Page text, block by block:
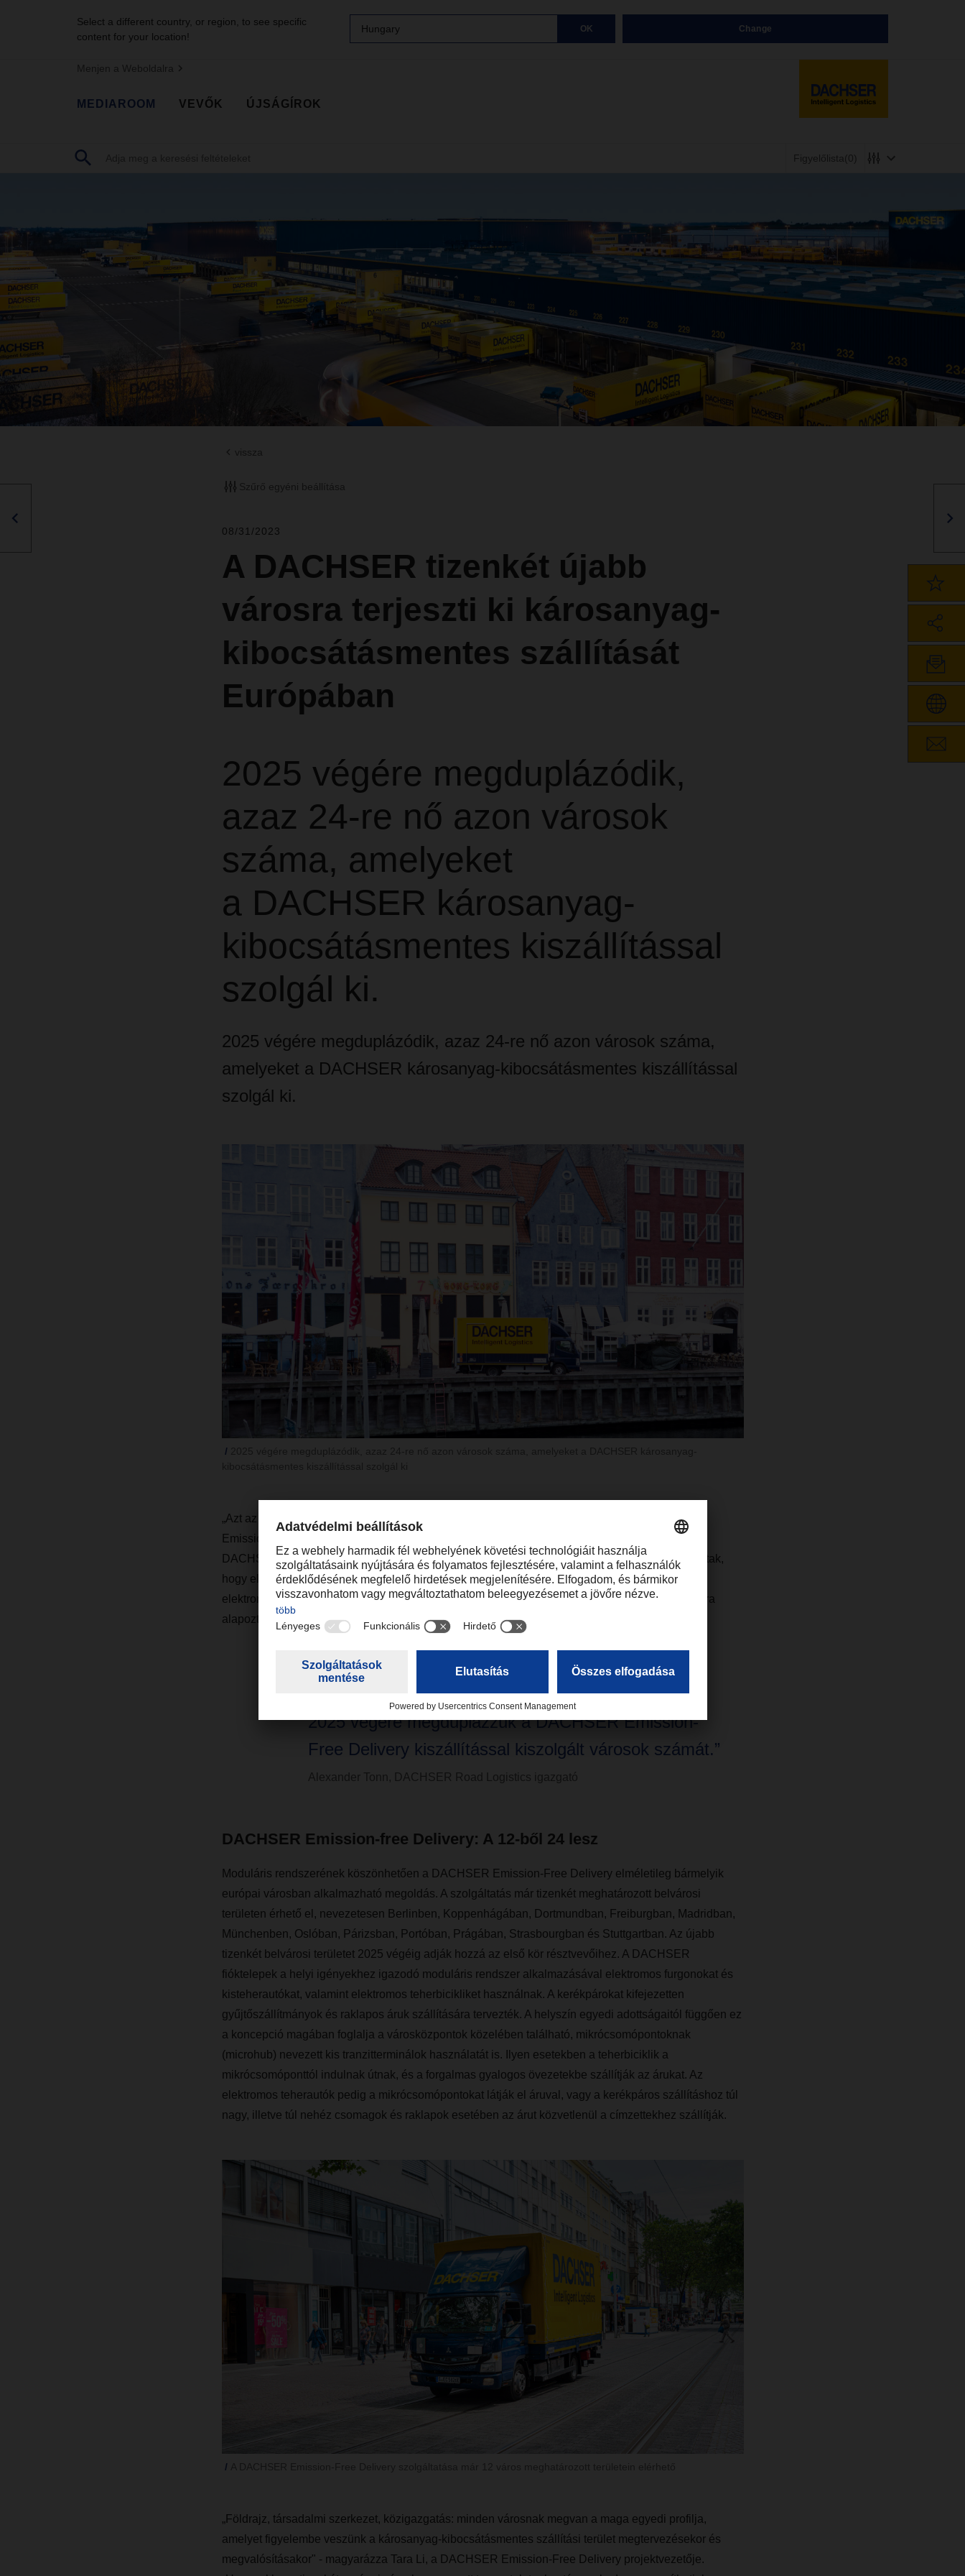
Select a different country, or region, to see specific
content for your location!
Hungary OK Change
Menjen a Weboldalra
MEDIAROOM VEVŐK ÚJSÁGÍROK
Figyelőlista (0)
vissza
Szűrő egyéni beállítása
08/31/2023
A DACHSER tizenkét újabb
városra terjeszti ki károsanyag-
kibocsátásmentes szállítását
Európában
2025 végére megduplázódik,
azaz 24-re nő azon városok
száma, amelyeket
a DACHSER károsanyag-
kibocsátásmentes kiszállítással
szolgál ki.
2025 végére megduplázódik, azaz 24-re nő azon városok száma,
amelyeket a DACHSER károsanyag-kibocsátásmentes kiszállítással
szolgál ki.
„Azt az ambiciózus célt tűztük ki magunk elé, hogy 2025 végére megduplázzuk a DACHSER
Emission-Free Delivery kiszállítással kiszolgált városok számát” - mondta Alexander Tonn, a
DACHSER Road Logistics igazgatója. „Hálózatunkban dolgozó telephelyeink rendkívül motiváltak,
hogy eleget tegyenek ügyfeleink fenntarthatóbb városi szállítások iránti igényének. Célunkat az
elektromos kisteherautók térnyerésére és az európai töltőinfrastruktúra bővülésének gyorsulására
alapoztuk.”
“Azt az ambiciózus célt tűztük ki magunk elé, hogy
2025 végére megduplázzuk a DACHSER Emission-
Free Delivery kiszállítással kiszolgált városok számát.”
Alexander Tonn, DACHSER Road Logistics igazgató
DACHSER Emission-free Delivery: A 12-ből 24 lesz
Moduláris rendszerének köszönhetően a DACHSER Emission-Free Delivery elméletileg bármelyik
európai városban alkalmazható megoldás. A szolgáltatás már tizenkét meghatározott belvárosi
területen érhető el, nevezetesen Berlinben, Koppenhágában, Dortmundban, Freiburgban, Madridban,
Münchenben, Oslóban, Párizsban, Portóban, Prágában, Strasbourgban és Stuttgartban. Az újabb
tizenkét belvárosi területet 2025 végéig adják hozzá az első kör résztvevőihez. A DACHSER
fióktelepek a helyi igényekhez igazodó moduláris rendszer alkalmazásával elektromos furgonokat és
kisteherautókat, valamint elektromos teherbicikliket használnak. A kerékpárokat kifejezetten
gyűjtőszállítmányok és raklapos áruk szállítására tervezték. A helyszín egyedi adottságaitól függően ez
a koncepció magában foglalja a városközpontok közelében található, mikrócsomópontoknak
(microhub) nevezett kis tranzitterminálok használatát is. Ilyen esetekben a teherbiciklik a
mikrócsomóponttól indulnak útnak, és a forgalmas gyalogos övezetekbe szállítják az árukat. Az
elektromos teherautók pedig a mikrócsomópontokat látják el áruval, vagy a kerékpáros szállításhoz túl
nagy, illetve túl nehéz csomagok és raklapok esetében az árut közvetlenül a címzettekhez szállítják.
„Földrajz, társadalmi szerkezet, közigazgatás: minden városnak megvan a maga egyedi profilja,
amelyet figyelembe veszünk a károsanyag-kibocsátásmentes szállítási terület megtervezésekor és
megvalósításakor" - magyarázza Tara Li, a DACHSER Emission-Free Delivery projektvezetője.